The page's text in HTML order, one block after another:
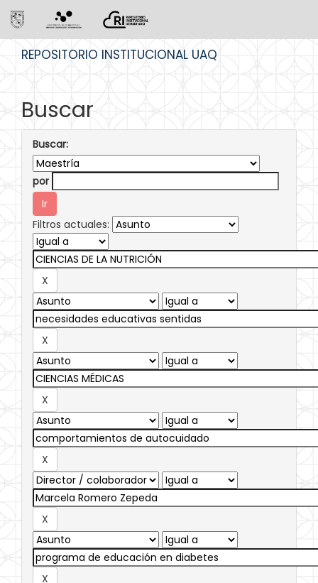
REPOSITORIO INSTITUCIONAL UAQ
Buscar
Buscar:
por
Filtros actuales: